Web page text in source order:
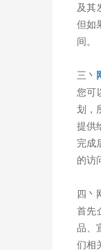
及其
但如
间。
三丶
您可
划，
提供
完成
的访
四丶
首先
品、
们相